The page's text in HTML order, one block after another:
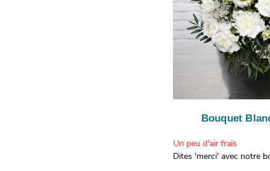
Bouquet
Un peu d'air frais
Dites 'merci' avec notre